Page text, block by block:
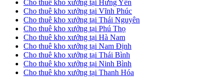
Cho thuê kho xưởng tại Hưng Yên
Cho thuê kho xưởng tại Vĩnh Phúc
Cho thuê kho xưởng tại Thái Nguyên
Cho thuê kho xưởng tại Phú Thọ
Cho thuê kho xưởng tại Hà Nam
Cho thuê kho xưởng tại Nam Định
Cho thuê kho xưởng tại Thái Bình
Cho thuê kho xưởng tại Ninh Bình
Cho thuê kho xưởng tại Thanh Hóa